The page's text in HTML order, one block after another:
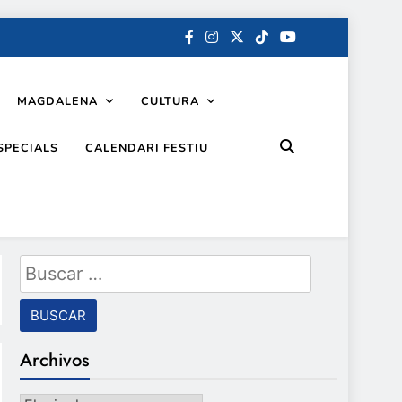
MAGDALENA CULTURA
CALENDARI FESTIU
Buscar:
Archivos